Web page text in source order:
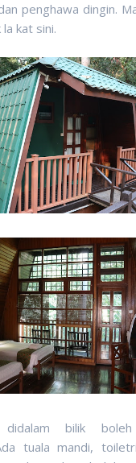
penghawa dingin.
kat sini.
didalam bilik boleh
tuala mandi,